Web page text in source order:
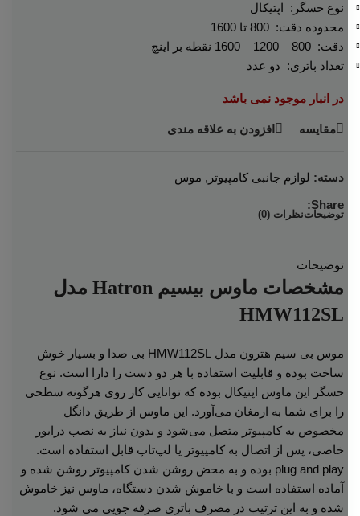
نوع حسگر: اپتیکال
محدوده دقت: 800 تا 1600
دقت: 800 – 1200 – 1600 نقطه بر اینچ
تعداد باتری: دو عدد
در انبار موجود نمی باشد
مقایسه افزودن به علاقه مندی
دسته: لوازم جانبی کامپیوتر , موس
Share:
توضیحاتنظرات (0)
توضیحات
مشخصات ماوس بیسیم Hatron مدل
HMW112SL
موس بی سیم هترون مدل HMW112SL بی صدا و بسیار خوش‌
ساخت بوده و قابلیت استفاده با هر دو دست را دارا است. نوع
حسگر این ماوس اپتیکال بوده که توانایی کار روی هرگونه سطحی
را برای شما به ارمغان می‌آورد. این ماوس از طریق دانگل
مخصوص به کامپیوتر متصل می‌‌شود و بدون نیاز به نصب درایور
خاصی، پس از اتصال به کامپیوتر یا لپ‌تاپ قابل استفاده است.
plug and play بوده و به محض روشن شدن کامپیوتر روشن شده و
آماده استفاده است و با خاموش شدن دستگاه، ماوس نیز خاموش
شده و به این ترتیب در مصرف باتری صرفه جویی می ‌شود.